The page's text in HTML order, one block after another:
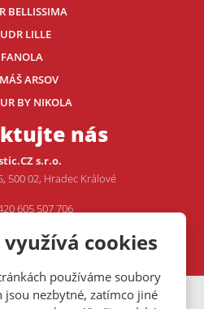
cookies
používáme soubory
jsou nezbytné, zatímco jiné
BELLISSIMA
LILLE
FANOLA
ARSOV
BY NIKOLA
nás
s.r.o.
500 02, Hradec Králové
605 507 706
VISA MasterCardMaestro